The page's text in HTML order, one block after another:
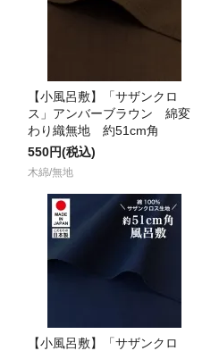
【小風呂敷】「サザンクロ
ス」アンバーブラウン 綿変
わり織無地 約51cm角
550円(税込)
木綿/無地
【小風呂敷】「サザンクロ